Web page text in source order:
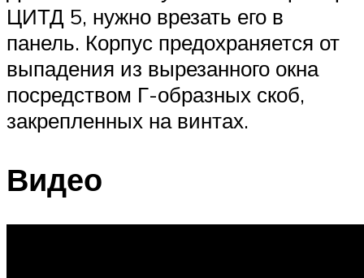
ЦИТД 5, нужно врезать его в
панель. Корпус предохраняется от
выпадения из вырезанного окна
посредством Г-образных скоб,
закрепленных на винтах.
Видео